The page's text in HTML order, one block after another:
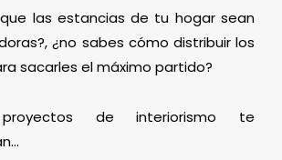
las estancias de tu hogar sean
¿no sabes cómo distribuir los
sacarles el máximo partido?
proyectos de interiorismo te